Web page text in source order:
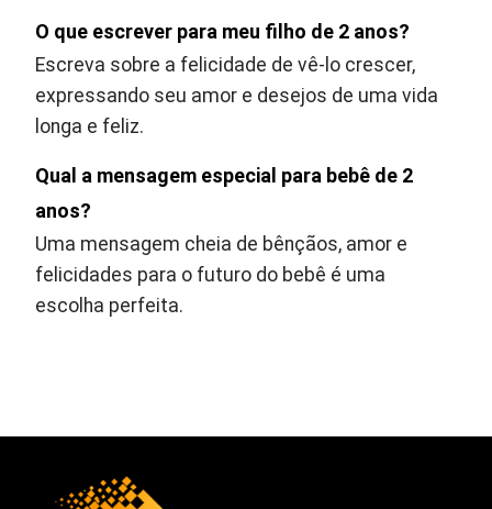
O que escrever para meu filho de 2 anos?
Escreva sobre a felicidade de vê-lo crescer,
expressando seu amor e desejos de uma vida
longa e feliz.
Qual a mensagem especial para bebê de 2
anos?
Uma mensagem cheia de bênçãos, amor e
felicidades para o futuro do bebê é uma
escolha perfeita.